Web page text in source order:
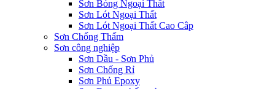
Sơn Bóng Ngoại Thất
Sơn Lót Ngoại Thất
Sơn Lót Ngoại Thất Cao Câp
Sơn Chống Thấm
Sơn công nghiệp
Sơn Dầu - Sơn Phủ
Sơn Chống Rỉ
Sơn Phủ Epoxy